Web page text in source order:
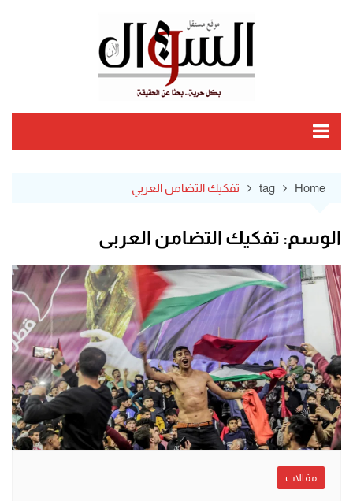
Home
tag تفكيك التضامن العربي
الوسم: تفكيك التضامن العربي
مقالات